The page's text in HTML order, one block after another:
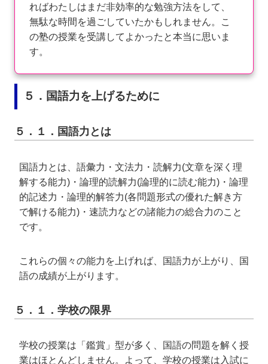
ればわたしはまだ非効率的な勉強方法をして、
無駄な時間を過ごしていたかもしれません。こ
の塾の授業を受講してよかったと本当に思いま
す。
５．国語力を上げるために
５．１．国語力とは
国語力とは、語彙力・文法力・読解力(文章を深く理
解する能力)・論理的読解力(論理的に読む能力)・論理
的記述力・論理的解答力(各問題形式の優れた解き方
で解ける能力)・速読力などの諸能力の総合力のこと
です。
これらの個々の能力を上げれば、国語力が上がり、国
語の成績が上がります。
５．１．学校の限界
学校の授業は「鑑賞」型が多く、国語の問題を解く授
業はほとんどしません。よって、学校の授業は入試に